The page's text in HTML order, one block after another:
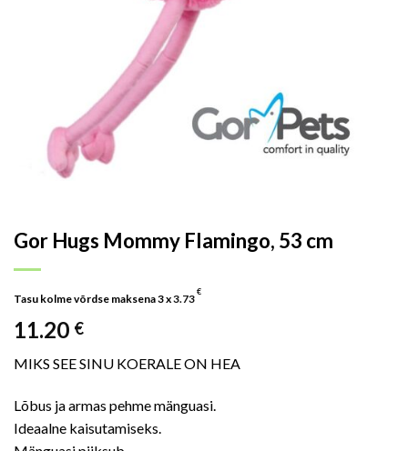
Gor Hugs Mommy Flamingo, 53 cm
Tasu kolme võrdse maksena 3 x3.73
€
11.20 €
MIKS SEE SINU KOERALE ON HEA
Lõbus ja armas pehme mänguasi.
Ideaalne kaisutamiseks.